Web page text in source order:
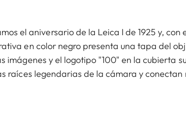
el aniversario de la Leica I de 1925 y, con
en color negro presenta una tapa del
imágenes y el logotipo "100" en la cubierta
raíces legendarias de la cámara y conectan